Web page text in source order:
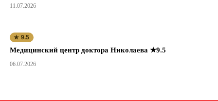
11.07.2026
★ 9.5
Медицинский центр доктора Николаева ★9.5
06.07.2026